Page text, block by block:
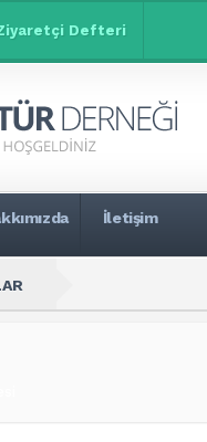
Defteri
İletişim